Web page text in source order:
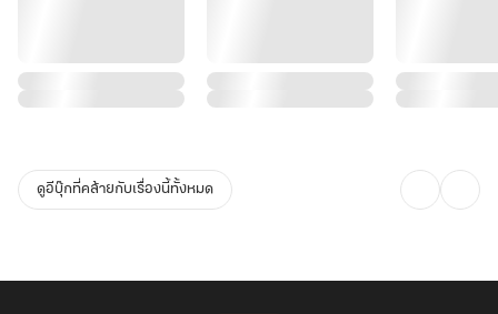
ดูอีบุ๊กที่คล้ายกับเรื่องนี้ทั้งหมด